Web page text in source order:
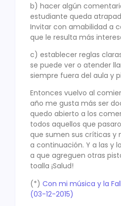
b) hacer algún
estudiante queda
Invitar con amabilidad a
que le resulta más
c) establecer reglas
se puede ver o atender
siempre fuera del aula y
Entonces vuelvo al
año me gusta más ser
quedo abierto a los
todos aquellos que
que sumen sus críticas y
a continuación. Y a las y
a que agreguen otras
toalla ¡Salud!
(*) Con mi música y la
(03-12-2015)